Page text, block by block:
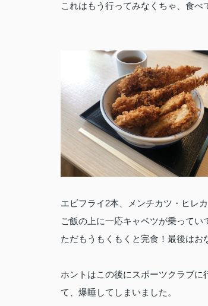
これはもう行ってみなくちゃ、食べ
エビフライ2本、メンチカツ・ヒレ
ご飯の上に一応キャベツが乗ってい
ただもうもくもくと完食！最後はお
ホントはこの後にスポーツクラブ
て、爆睡してしまいました。